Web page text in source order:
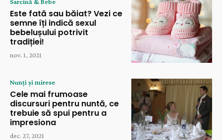
Sarcină & Bebe
Este fată sau băiat? Vezi ce
semne îți indică sexul
bebelușului potrivit
tradiției!
nov. 1, 2021
Nunți și mirese
Cele mai frumoase
discursuri pentru nuntă, ce
trebuie să spui pentru a
impresiona
dec. 27, 2021